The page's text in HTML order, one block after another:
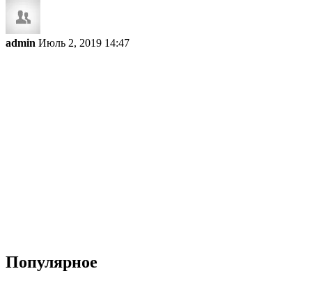
admin Июль 2, 2019 14:47
Популярное